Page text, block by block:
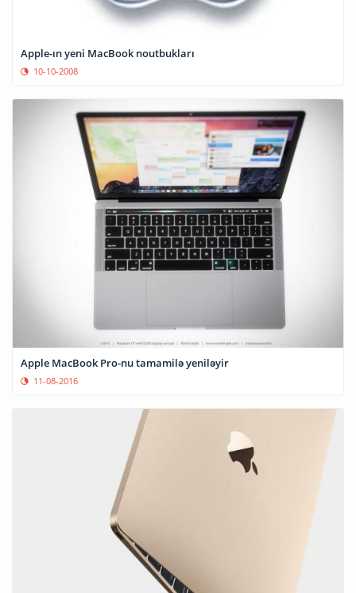
Apple-ın yeni MacBook noutbukları
10-10-2008
Apple MacBook Pro-nu tamamilə yeniləyir
11-08-2016